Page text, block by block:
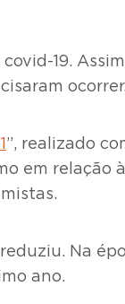
19.
ocorrer.
”, realizado
em relação
Na
ano.